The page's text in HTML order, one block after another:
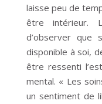
laisse peu de
être intérieur.
d’observer que
disponible à soi,
être ressenti
mental. « Les
un sentiment de